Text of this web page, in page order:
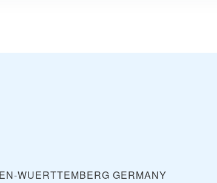
WUERTTEMBERG GERMANY